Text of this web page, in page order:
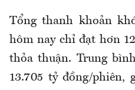
Tổng thanh khoản
hôm nay chỉ đạt hơn
thỏa thuận. Trung
13.705 tỷ đồng/phiên,